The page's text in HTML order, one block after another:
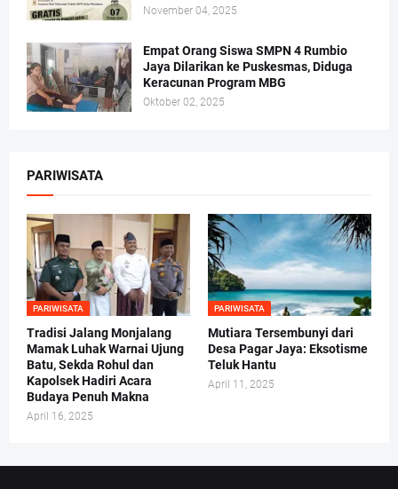
November 04, 2025
Empat Orang Siswa SMPN 4 Rumbio
Jaya Dilarikan ke Puskesmas, Diduga
Keracunan Program MBG
Oktober 02, 2025
PARIWISATA
PARIWISATA
Tradisi Jalang Monjalang
Mamak Luhak Warnai Ujung
Batu, Sekda Rohul dan
Kapolsek Hadiri Acara
Budaya Penuh Makna
April 16, 2025
PARIWISATA
Mutiara Tersembunyi dari
Desa Pagar Jaya: Eksotisme
Teluk Hantu
April 11, 2025